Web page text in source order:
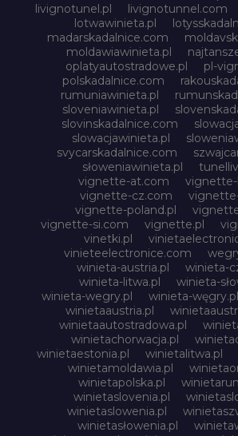
livignotunel.pl
livignotunnel.com
lotwawinieta.pl
madarskadalnice.com
moldawiawinieta.pl
oplatyautostradowe.pl
pl-
polskadalnice.com
rumuniawinieta.pl
sloveniawinieta.pl
slovinskadalnice.com
slowacjawinieta.pl
svycarskadalnice.com
słoweniawinieta.pl
vignette-at.com
vignette-cz.com
vignette-poland.pl
vignette-si.com
vignette.pl
vinetki.pl
vinieteelectronice.com
winieta-austria.pl
winieta-
winieta-litwa.pl
winieta-
winieta-wegry.pl
winieta-węgry.pl
winietaaustria.pl
winietaautostradowa.pl
winietachorwacja.pl
winietaestonia.pl
winietalitwa.pl
winietamoldawia.pl
winietapolska.pl
winietaslovenia.pl
winietaslowenia.pl
winietasłowenia.pl